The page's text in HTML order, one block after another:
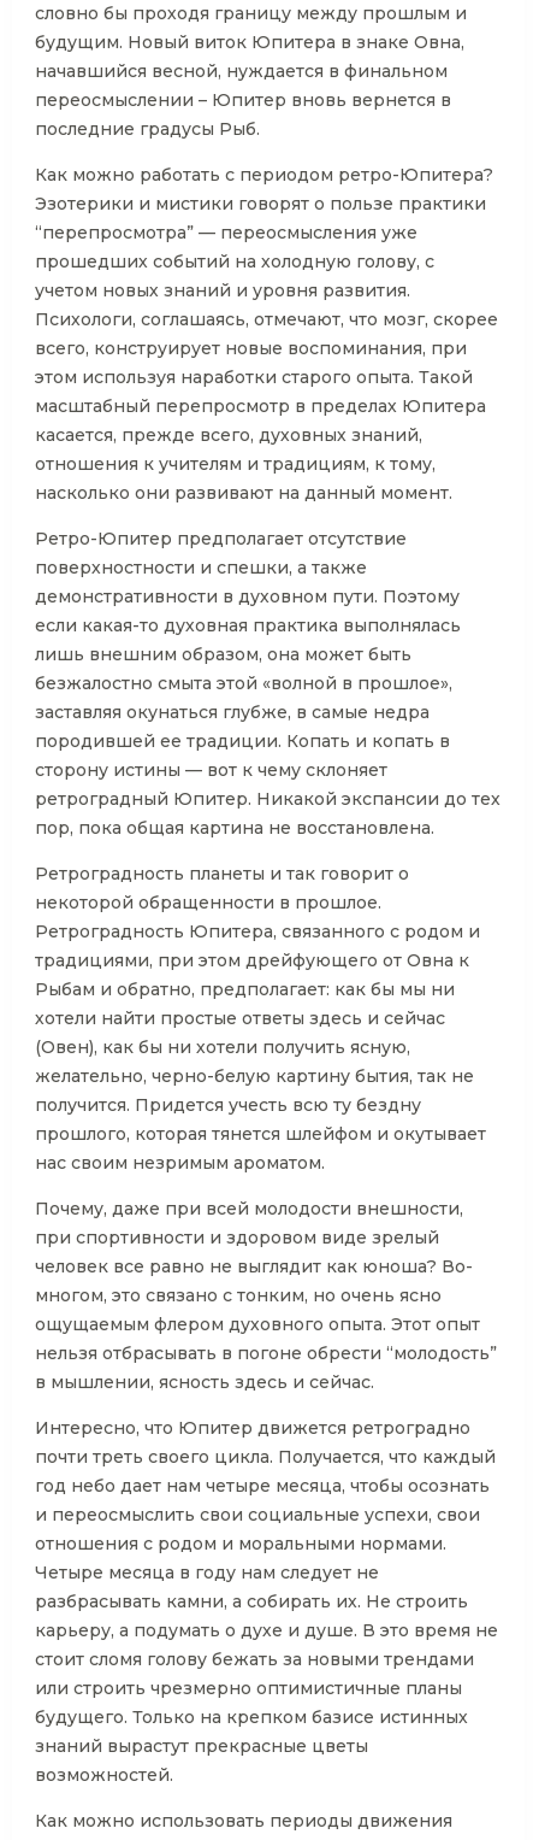
словно бы проходя границу между прошлым и
будущим. Новый виток Юпитера в знаке Овна,
начавшийся весной, нуждается в финальном
переосмыслении – Юпитер вновь вернется в
последние градусы Рыб.
Как можно работать с периодом ретро-Юпитера?
Эзотерики и мистики говорят о пользе практики
“перепросмотра” — переосмысления уже
прошедших событий на холодную голову, с
учетом новых знаний и уровня развития.
Психологи, соглашаясь, отмечают, что мозг, скорее
всего, конструирует новые воспоминания, при
этом используя наработки старого опыта. Такой
масштабный перепросмотр в пределах Юпитера
касается, прежде всего, духовных знаний,
отношения к учителям и традициям, к тому,
насколько они развивают на данный момент.
Ретро-Юпитер предполагает отсутствие
поверхностности и спешки, а также
демонстративности в духовном пути. Поэтому
если какая-то духовная практика выполнялась
лишь внешним образом, она может быть
безжалостно смыта этой «волной в прошлое»,
заставляя окунаться глубже, в самые недра
породившей ее традиции. Копать и копать в
сторону истины — вот к чему склоняет
ретроградный Юпитер. Никакой экспансии до тех
пор, пока общая картина не восстановлена.
Ретроградность планеты и так говорит о
некоторой обращенности в прошлое.
Ретроградность Юпитера, связанного с родом и
традициями, при этом дрейфующего от Овна к
Рыбам и обратно, предполагает: как бы мы ни
хотели найти простые ответы здесь и сейчас
(Овен), как бы ни хотели получить ясную,
желательно, черно-белую картину бытия, так не
получится. Придется учесть всю ту бездну
прошлого, которая тянется шлейфом и окутывает
нас своим незримым ароматом.
Почему, даже при всей молодости внешности,
при спортивности и здоровом виде зрелый
человек все равно не выглядит как юноша? Во-
многом, это связано с тонким, но очень ясно
ощущаемым флером духовного опыта. Этот опыт
нельзя отбрасывать в погоне обрести “молодость”
в мышлении, ясность здесь и сейчас.
Интересно, что Юпитер движется ретроградно
почти треть своего цикла. Получается, что каждый
год небо дает нам четыре месяца, чтобы осознать
и переосмыслить свои социальные успехи, свои
отношения с родом и моральными нормами.
Четыре месяца в году нам следует не
разбрасывать камни, а собирать их. Не строить
карьеру, а подумать о духе и душе. В это время не
стоит сломя голову бежать за новыми трендами
или строить чрезмерно оптимистичные планы
будущего. Только на крепком базисе истинных
знаний вырастут прекрасные цветы
возможностей.
Как можно использовать периоды движения